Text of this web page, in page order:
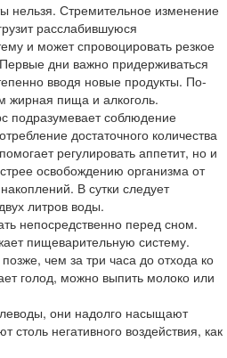
нельзя. Стремительное изменение
расслабившуюся
и может спровоцировать резкое
дни важно придерживаться
вводя новые продукты. По-
жирная пища и алкоголь.
подразумевает соблюдение
достаточного количества
регулировать аппетит, но и
освобождению организма от
В сутки следует
литров воды.
непосредственно перед сном.
пищеварительную систему.
чем за три часа до отхода ко
голод, можно выпить молоко или
они надолго насыщают
столь негативного воздействия, как